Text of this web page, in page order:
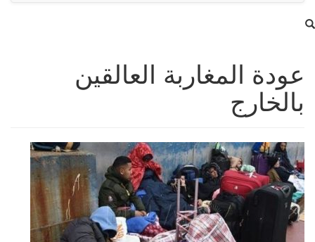
عودة المغاربة العالقين
بالخارج